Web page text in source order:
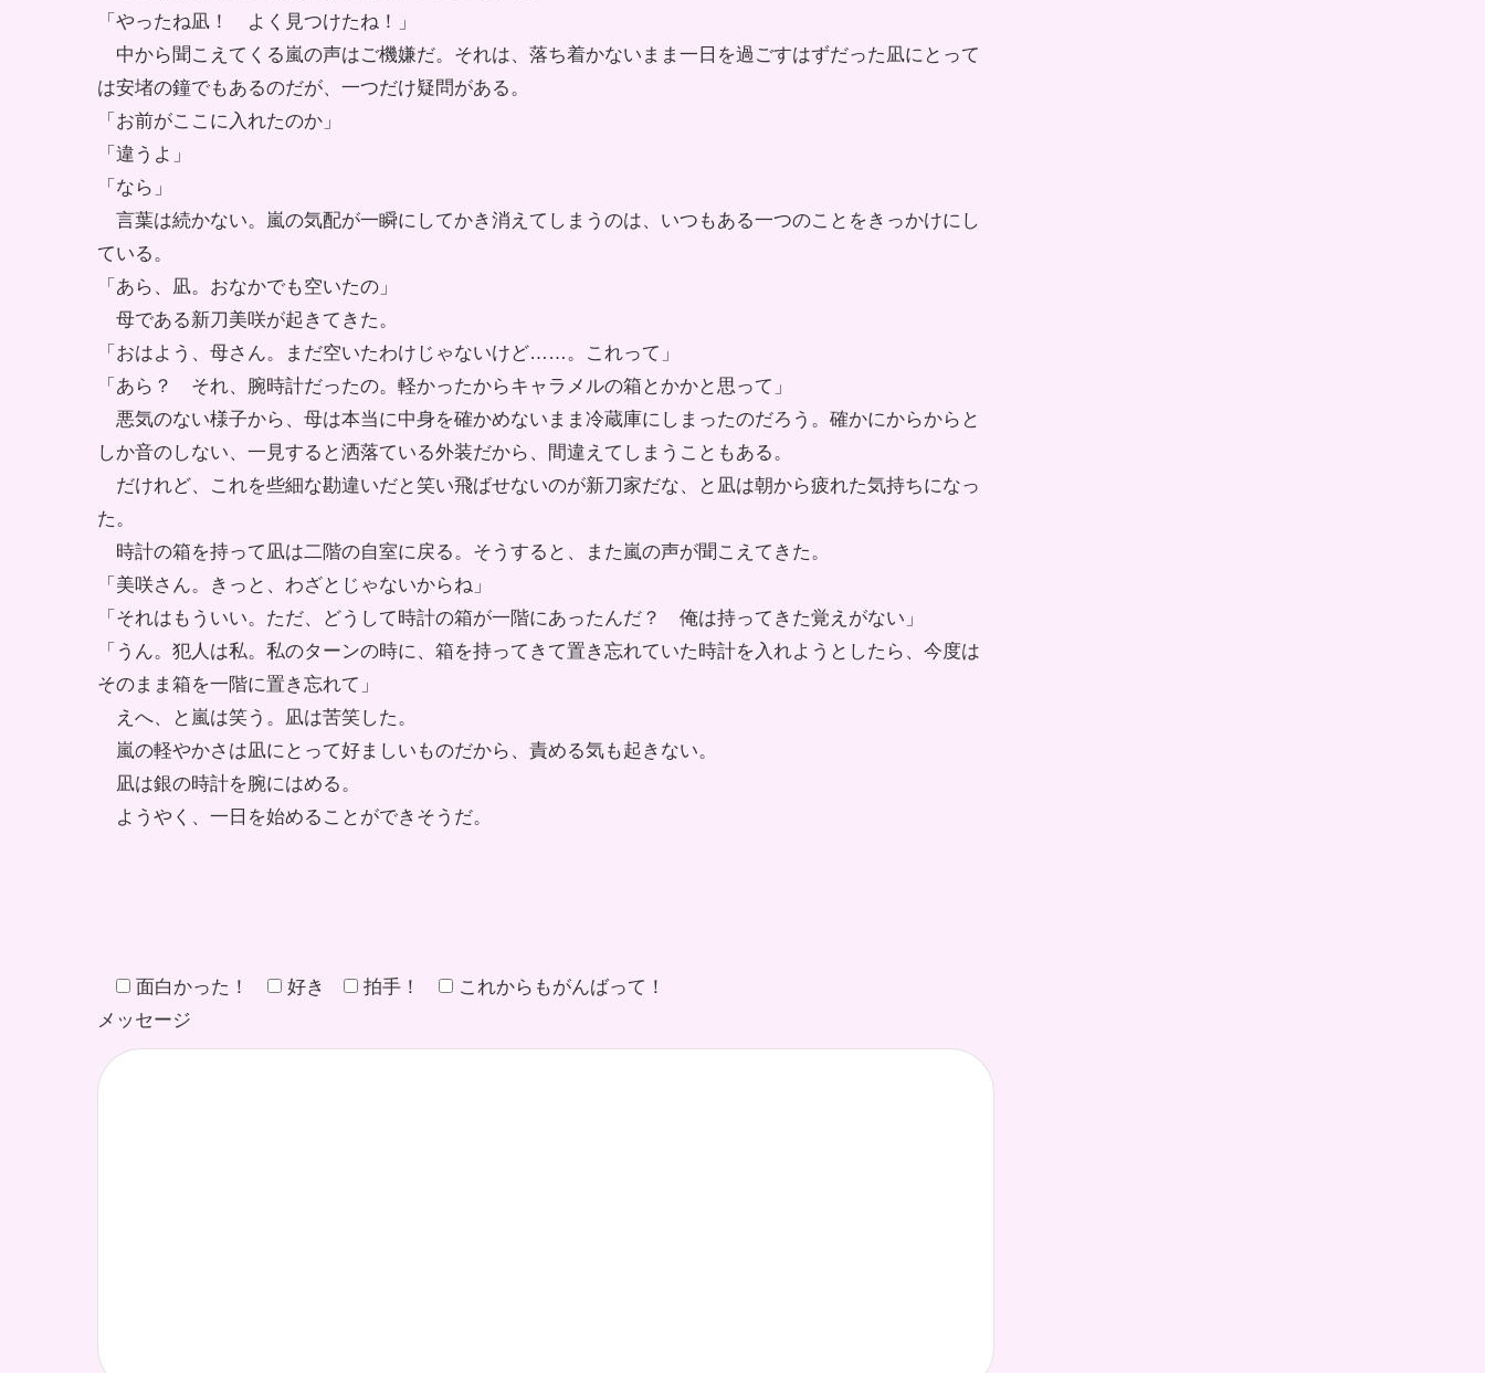
「やったね凪！ よく見つけたね！」
中から聞こえてくる嵐の声はご機嫌だ。それは、落ち着かないまま一日を過ごすはずだった凪にとって
は安堵の鐘でもあるのだが、一つだけ疑問がある。
「お前がここに入れたのか」
「違うよ」
「なら」
言葉は続かない。嵐の気配が一瞬にしてかき消えてしまうのは、いつもある一つのことをきっかけにし
ている。
「あら、凪。おなかでも空いたの」
母である新刀美咲が起きてきた。
「おはよう、母さん。まだ空いたわけじゃないけど……。これって」
「あら？ それ、腕時計だったの。軽かったからキャラメルの箱とかかと思って」
悪気のない様子から、母は本当に中身を確かめないまま冷蔵庫にしまったのだろう。確かにからからと
しか音のしない、一見すると洒落ている外装だから、間違えてしまうこともある。
だけれど、これを些細な勘違いだと笑い飛ばせないのが新刀家だな、と凪は朝から疲れた気持ちになっ
た。
時計の箱を持って凪は二階の自室に戻る。そうすると、また嵐の声が聞こえてきた。
「美咲さん。きっと、わざとじゃないからね」
「それはもういい。ただ、どうして時計の箱が一階にあったんだ？ 俺は持ってきた覚えがない」
「うん。犯人は私。私のターンの時に、箱を持ってきて置き忘れていた時計を入れようとしたら、今度は
そのまま箱を一階に置き忘れて」
えへ、と嵐は笑う。凪は苦笑した。
嵐の軽やかさは凪にとって好ましいものだから、責める気も起きない。
凪は銀の時計を腕にはめる。
ようやく、一日を始めることができそうだ。
面白かった！ 好き 拍手！
これからもがんばって！
メッセージ